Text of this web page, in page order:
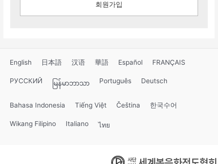
회원가입
English 日本語 汉语 華語 Español FRANÇAIS
РУССКИЙ မြန်မာဘာသာ Português Deutsch
Bahasa Indonesia Tiếng Việt Čeština 한국수어
Wikang Filipino Italiano ไทย